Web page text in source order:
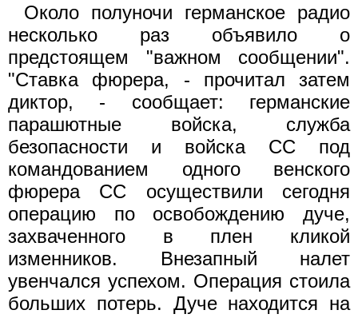
Около полуночи германское радио
несколько раз объявило о
предстоящем "важном сообщении".
"Ставка фюрера, - прочитал затем
диктор, - сообщает: германские
парашютные войска, служба
безопасности и войска СС под
командованием одного венского
фюрера СС осуществили сегодня
операцию по освобождению дуче,
захваченного в плен кликой
изменников. Внезапный налет
увенчался успехом. Операция стоила
больших потерь. Дуче находится на